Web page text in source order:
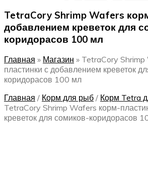
TetraCory Shrimp Wafers
добавлением креветок для
коридорасов 100 мл
Главная » Магазин » TetraCory
пластинки с добавлением креветок
коридорасов 100 мл
Главная / Корм для рыб / Корм Tetra
TetraCory Shrimp Wafers корм-
креветок для сомиков-коридорасов